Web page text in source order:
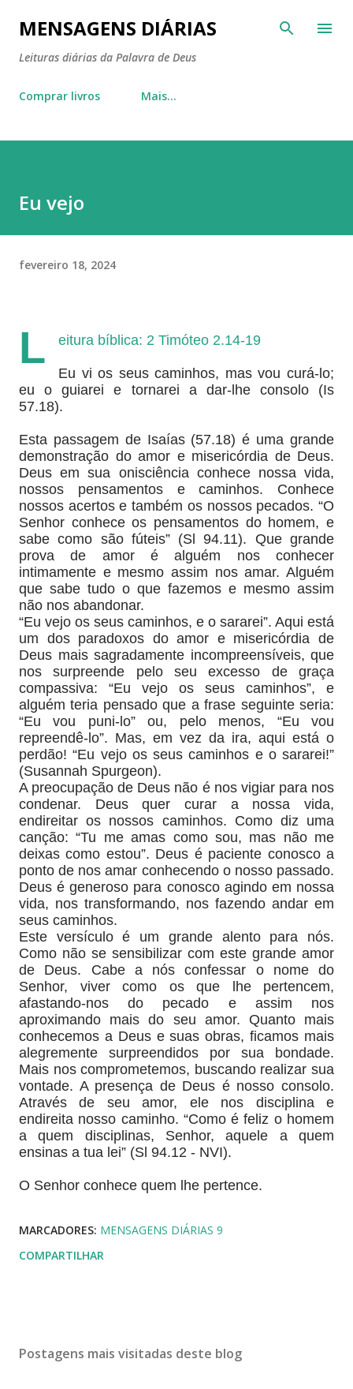
Pular para o conteúdo principal
MENSAGENS DIÁRIAS
Leituras diárias da Palavra de Deus
Comprar livros Mais…
Eu vejo
fevereiro 18, 2024
L eitura bíblica: 2 Timóteo 2.14-19
Eu vi os seus caminhos, mas vou curá-lo;
eu o guiarei e tornarei a dar-lhe consolo (Is
57.18).
Esta passagem de Isaías (57.18) é uma grande
demonstração do amor e misericórdia de Deus.
Deus em sua onisciência conhece nossa vida,
nossos pensamentos e caminhos. Conhece
nossos acertos e também os nossos pecados. “O
Senhor conhece os pensamentos do homem, e
sabe como são fúteis” (Sl 94.11). Que grande
prova de amor é alguém nos conhecer
intimamente e mesmo assim nos amar. Alguém
que sabe tudo o que fazemos e mesmo assim
não nos abandonar.
“Eu vejo os seus caminhos, e o sararei”. Aqui está
um dos paradoxos do amor e misericórdia de
Deus mais sagradamente incompreensíveis, que
nos surpreende pelo seu excesso de graça
compassiva: “Eu vejo os seus caminhos”, e
alguém teria pensado que a frase seguinte seria:
“Eu vou puni-lo” ou, pelo menos, “Eu vou
repreendê-lo”. Mas, em vez da ira, aqui está o
perdão! “Eu vejo os seus caminhos e o sararei!”
(Susannah Spurgeon).
A preocupação de Deus não é nos vigiar para nos
condenar. Deus quer curar a nossa vida,
endireitar os nossos caminhos. Como diz uma
canção: “Tu me amas como sou, mas não me
deixas como estou”. Deus é paciente conosco a
ponto de nos amar conhecendo o nosso passado.
Deus é generoso para conosco agindo em nossa
vida, nos transformando, nos fazendo andar em
seus caminhos.
Este versículo é um grande alento para nós.
Como não se sensibilizar com este grande amor
de Deus. Cabe a nós confessar o nome do
Senhor, viver como os que lhe pertencem,
afastando-nos do pecado e assim nos
aproximando mais do seu amor. Quanto mais
conhecemos a Deus e suas obras, ficamos mais
alegremente surpreendidos por sua bondade.
Mais nos comprometemos, buscando realizar sua
vontade. A presença de Deus é nosso consolo.
Através de seu amor, ele nos disciplina e
endireita nosso caminho. “Como é feliz o homem
a quem disciplinas, Senhor, aquele a quem
ensinas a tua lei” (Sl 94.12 - NVI).
O Senhor conhece quem lhe pertence.
MARCADORES: MENSAGENS DIÁRIAS 9
COMPARTILHAR
Postagens mais visitadas deste blog